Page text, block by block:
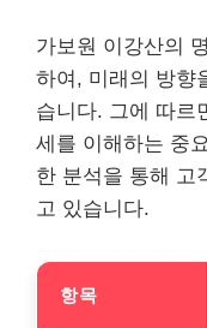
가보원 이강산의
하여, 미래의 방향
습니다. 그에 따르
세를 이해하는 중
한 분석을 통해 고
고 있습니다.
항목